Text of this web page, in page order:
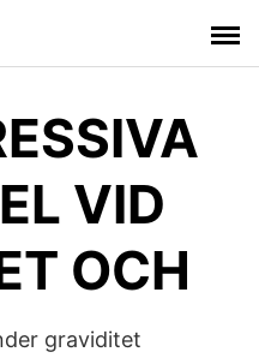
VID
OCH
graviditet